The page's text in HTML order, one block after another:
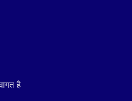
है